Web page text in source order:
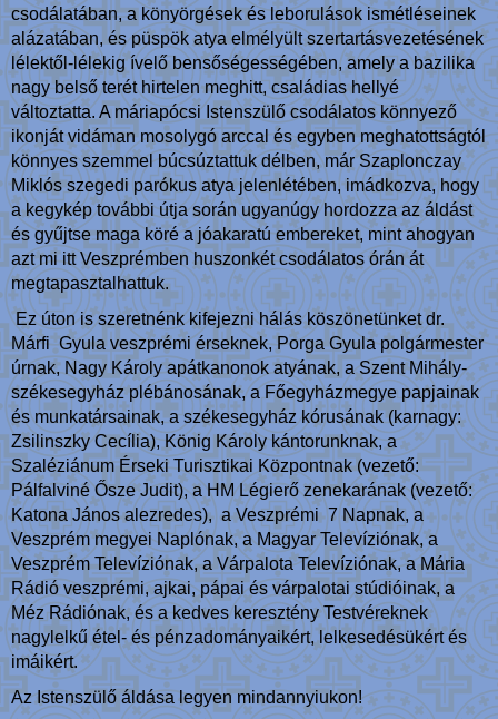
csodálatában, a könyörgések és leborulások ismétléseinek
alázatában, és püspök atya elmélyült szertartásvezetésének
lélektől-lélekig ívelő bensőségességében, amely a bazilika
nagy belső terét hirtelen meghitt, családias hellyé
változtatta. A máriapócsi Istenszülő csodálatos könnyező
ikonját vidáman mosolygó arccal és egyben meghatottságtól
könnyes szemmel búcsúztattuk délben, már Szaplonczay
Miklós szegedi parókus atya jelenlétében, imádkozva, hogy
a kegykép további útja során ugyanúgy hordozza az áldást
és gyűjtse maga köré a jóakaratú embereket, mint ahogyan
azt mi itt Veszprémben huszonkét csodálatos órán át
megtapasztalhattuk.
Ez úton is szeretnénk kifejezni hálás köszönetünket dr.
Márfi Gyula veszprémi érseknek, Porga Gyula polgármester
úrnak, Nagy Károly apátkanonok atyának, a Szent Mihály-
székesegyház plébánosának, a Főegyházmegye papjainak
és munkatársainak, a székesegyház kórusának (karnagy:
Zsilinszky Cecília), König Károly kántorunknak, a
Szaléziánum Érseki Turisztikai Központnak (vezető:
Pálfalviné Ősze Judit), a HM Légierő zenekarának (vezető:
Katona János alezredes), a Veszprémi 7 Napnak, a
Veszprém megyei Naplónak, a Magyar Televíziónak, a
Veszprém Televíziónak, a Várpalota Televíziónak, a Mária
Rádió veszprémi, ajkai, pápai és várpalotai stúdióinak, a
Méz Rádiónak, és a kedves keresztény Testvéreknek
nagylelkű étel- és pénzadományaikért, lelkesedésükért és
imáikért.
Az Istenszülő áldása legyen mindannyiukon!